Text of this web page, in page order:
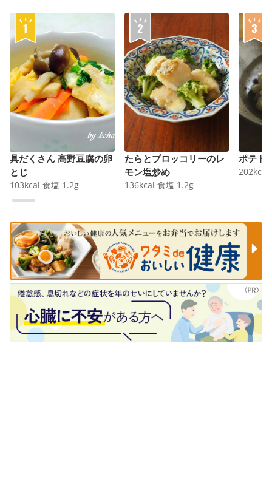
具だくさん 高野豆腐の卵
とじ
103kcal 食塩 1.2g
たらとブロッコリーのレ
モン塩炒め
136kcal 食塩 1.2g
ポテト
202kcal